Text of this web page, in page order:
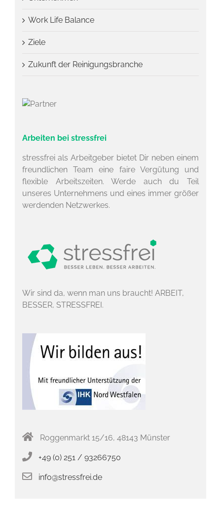
Work Life Balance
Ziele
Zukunft der Reinigungsbranche
Arbeiten bei stressfrei
stressfrei als Arbeitgeber bietet Dir neben einem
freundlichen Team eine faire Vergütung und
flexible Arbeitszeiten. Werde auch du Teil
unseres Unternehmens und eines immer größer
werdenden Netzwerkes.
Wir sind da, wenn man uns braucht! ARBEIT,
BESSER, STRESSFREI.
Roggenmarkt 15/16, 48143 Münster
+49 (0) 251 / 93266750
info@stressfrei.de